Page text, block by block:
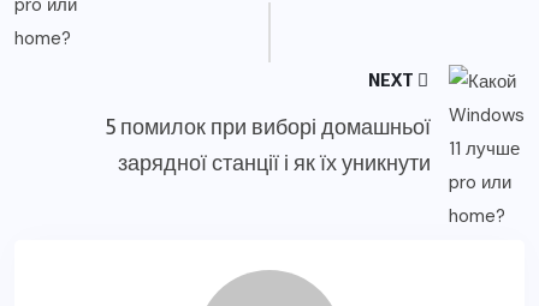
NEXT
5 помилок при виборі домашньої
зарядної станції і як їх уникнути